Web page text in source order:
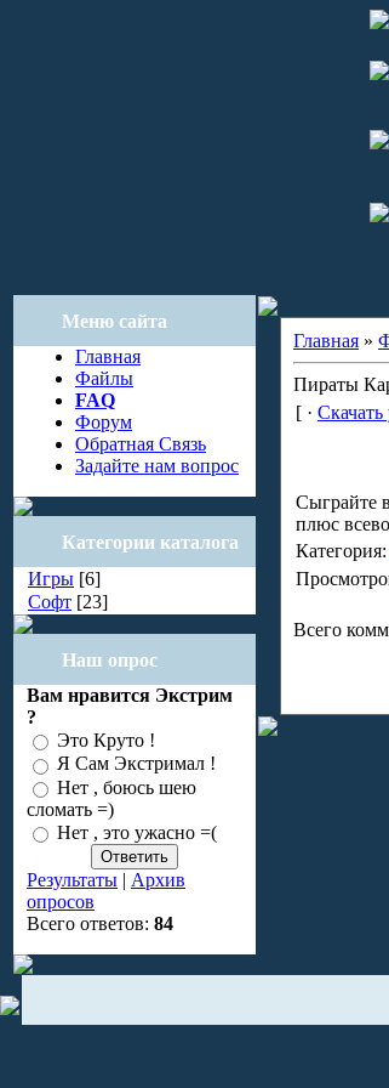
Меню сайта
Главная
Файлы
FAQ
Форум
Обратная Связь
Задайте нам вопрос
Категории каталога
Игры [6]
Софт [23]
Наш опрос
Вам нравится Экстрим
?
Это Круто !
Я Сам Экстримал !
Нет , боюсь шею
сломать =)
Нет , это ужасно =(
Результаты | Архив
опросов
Всего ответов: 84
Главная »
Пираты
[ · Скачать
Сыграйте
плюс
Категория:
Всего